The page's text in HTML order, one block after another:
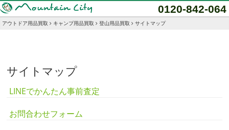
0120-842-064
アウトドア用品買取 キャンプ用品買取 登山用品買取 サイトマップ
サイトマップ
LINEでかんたん事前査定
お問合わせフォーム